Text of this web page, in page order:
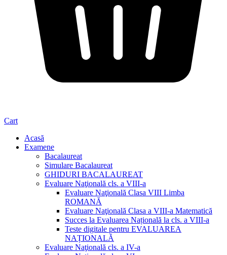
Cart
Acasă
Examene
Bacalaureat
Simulare Bacalaureat
GHIDURI BACALAUREAT
Evaluare Naţională cls. a VIII-a
Evaluare Naţională Clasa VIII Limba
ROMANĂ
Evaluare Naţională Clasa a VIII-a Matematică
Succes la Evaluarea Națională la cls. a VIII-a
Teste digitale pentru EVALUAREA
NAȚIONALĂ
Evaluare Naţională cls. a IV-a